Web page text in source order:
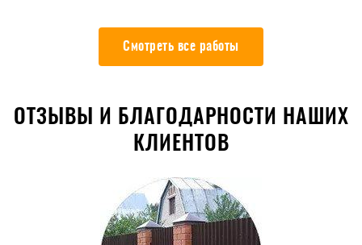
Смотреть все работы
ОТЗЫВЫ И БЛАГОДАРНОСТИ НАШИХ
КЛИЕНТОВ